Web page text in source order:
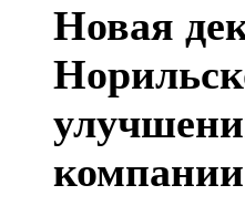
Новая
компании